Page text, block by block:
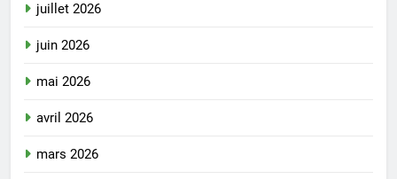
juillet 2026
juin 2026
mai 2026
avril 2026
mars 2026